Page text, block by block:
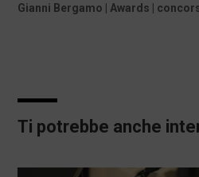
Gianni Bergamo | Awards |
Ti potrebbe anche